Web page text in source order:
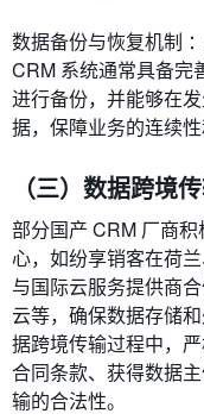
数据备份与恢复机制
CRM 系统通常具备完
进行备份，并能够在
据，保障业务的连续性
（三）数据跨境
部分国产 CRM 厂商
心，如纷享销客在荷
与国际云服务提供商
云等，确保数据存储
据跨境传输过程中，
合同条款、获得数据
输的合法性。